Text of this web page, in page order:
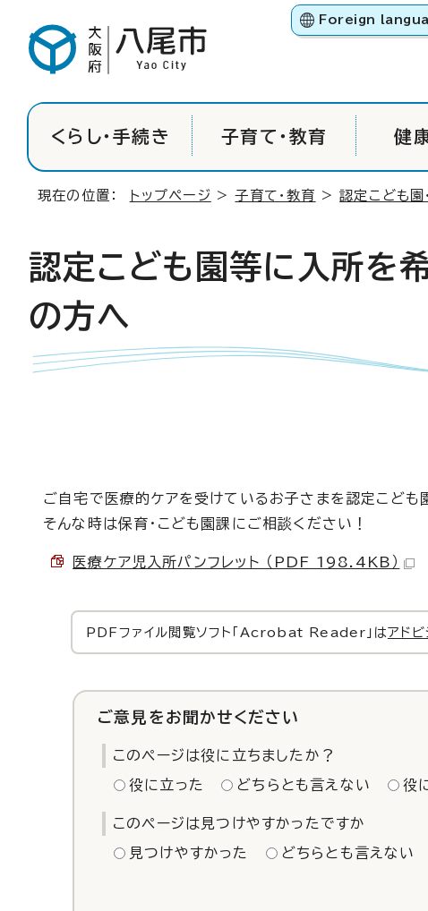
Foreign
くらし・手続き 子育て・教育 健
現在の位置： トップページ >子育て・教育 >認定こども園
認定こども園等に入所を
の方へ
ご自宅で医療的ケアを受けているお子さまを認定こど
そんな時は保育・こども園課にご相談ください！
医療ケア児入所パンフレット （PDF 198.4KB）
PDFファイル閲覧ソフト「Acrobat Reader」はアドビ
ご意見をお聞かせください
このページは役に立ちましたか？
役に立った どちらとも言えない 役
このページは見つけやすかったですか
見つけやすかった どちらとも言えない